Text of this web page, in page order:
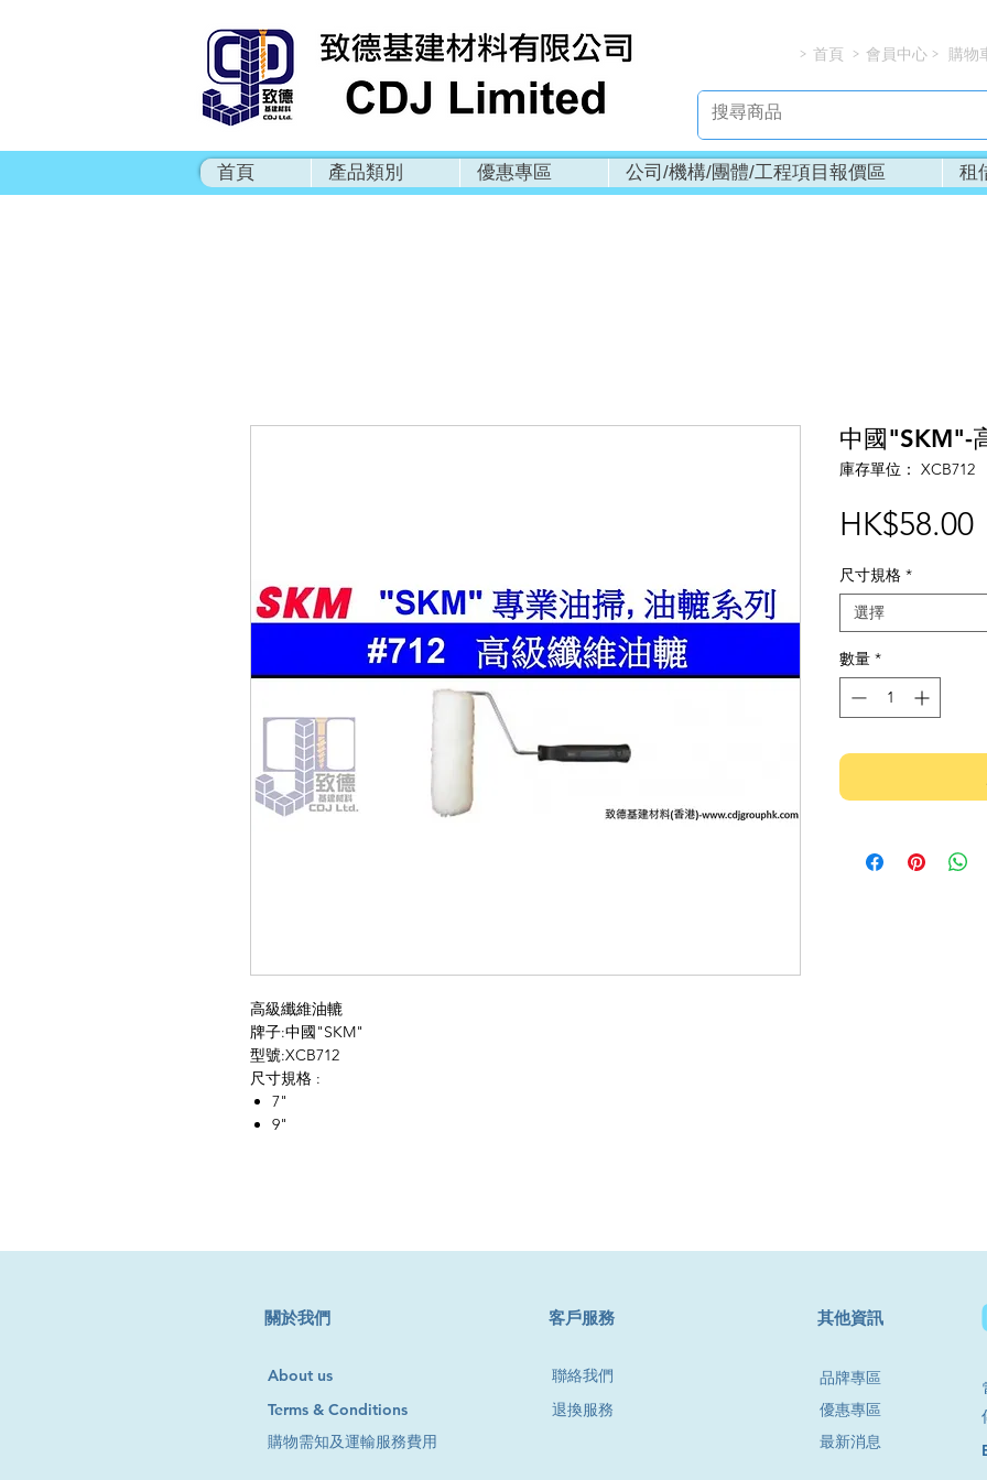
> > >
首頁 會員中心 購物
首頁 產品類別 優惠專區 公司/機構/團體/工程項目報價區 租
高級纖維油轆
牌子:中國"SKM"
型號:XCB712
尺寸規格 :
7"
9"
中國"SKM"-
庫存單位： XCB712
HK$58.00價
尺寸規格 *
選擇
數量 *
​關於我們
About us
Terms & Conditions
​客戶服務
聯絡我們
退換服務
購物需知及運輸服務費用
其他資訊
品牌專區
優惠專區
最新消息